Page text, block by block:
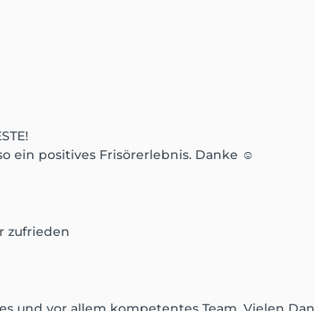
ein positives Frisörerlebnis. Danke ☺️
zufrieden